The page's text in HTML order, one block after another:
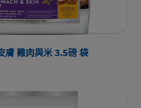
膚 雞肉與米 3.5磅 袋